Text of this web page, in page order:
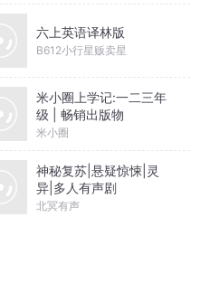
六上英语译林版
B612小行星贩卖星
米小圈上学记:一二三年
级 | 畅销出版物
米小圈
神秘复苏|悬疑惊悚|灵
异|多人有声剧
北冥有声